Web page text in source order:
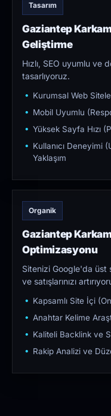
Tasarım
Gaziantep
Geliştirme
Hızlı, SEO uyumlu ve
tasarlıyoruz.
Kurumsal Web
Mobil Uyumlu
Yüksek Sayfa Hızı
Kullanıcı Deneyimi
Yaklaşım
Organik
Gaziantep
Optimizasyonu
Sitenizi Google'da üst
ve satışlarınızı
Kapsamlı Site İçi
Anahtar Kelime
Kaliteli Backlink ve
Rakip Analizi ve